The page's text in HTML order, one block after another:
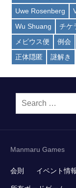
Uwe Rosenberg
Wu Shuang
チケ
メビウス便
例会
正体隠匿
謎解き
Search
Manmaru Games
会則 イベント情